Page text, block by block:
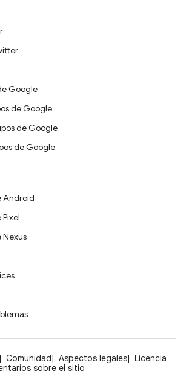
Google
de Google
de Google
de Google
Android
Nexus
Comunidad Aspectos legales
Licencia
sobre el sitio